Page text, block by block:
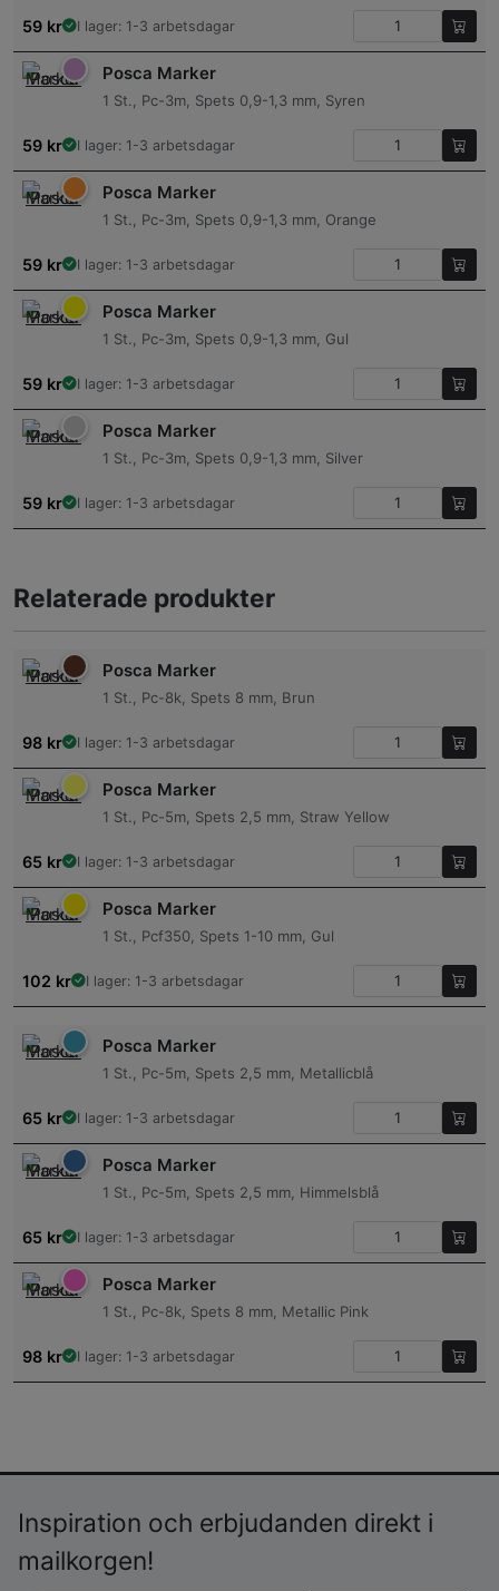
59 kr I lager: 1-3 arbetsdagar
Posca Marker
1 St., Pc-3m, Spets 0,9-1,3 mm, Syren
59 kr I lager: 1-3 arbetsdagar
Posca Marker
1 St., Pc-3m, Spets 0,9-1,3 mm, Orange
59 kr I lager: 1-3 arbetsdagar
Posca Marker
1 St., Pc-3m, Spets 0,9-1,3 mm, Gul
59 kr I lager: 1-3 arbetsdagar
Posca Marker
1 St., Pc-3m, Spets 0,9-1,3 mm, Silver
59 kr I lager: 1-3 arbetsdagar
Relaterade produkter
Posca Marker
1 St., Pc-8k, Spets 8 mm, Brun
98 kr I lager: 1-3 arbetsdagar
Posca Marker
1 St., Pc-5m, Spets 2,5 mm, Straw Yellow
65 kr I lager: 1-3 arbetsdagar
Posca Marker
1 St., Pcf350, Spets 1-10 mm, Gul
102 kr I lager: 1-3 arbetsdagar
Posca Marker
1 St., Pc-5m, Spets 2,5 mm, Metallicblå
65 kr I lager: 1-3 arbetsdagar
Posca Marker
1 St., Pc-5m, Spets 2,5 mm, Himmelsblå
65 kr I lager: 1-3 arbetsdagar
Posca Marker
1 St., Pc-8k, Spets 8 mm, Metallic Pink
98 kr I lager: 1-3 arbetsdagar
Inspiration och erbjudanden direkt i
mailkorgen!